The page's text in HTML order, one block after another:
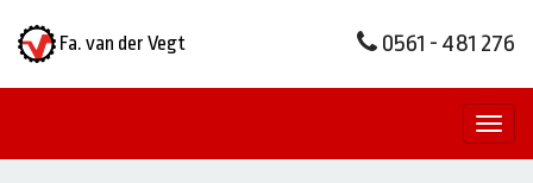
Fa. van der Vegt 0561 - 481 276